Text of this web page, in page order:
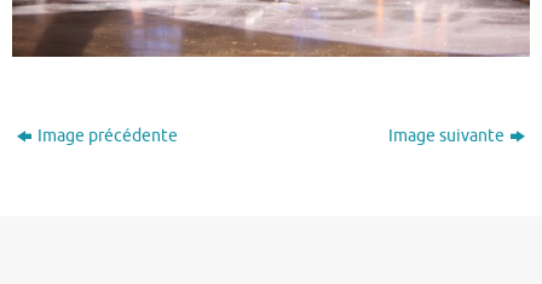
Image précédente Image suivante